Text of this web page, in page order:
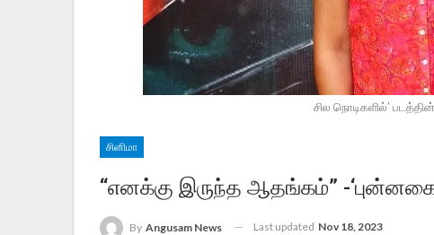
சில நொடிகளில்’
சினிமா
“எனக்கு இருந்த ஆதங்கம்” -
By Angusam News Last updated Nov 18, 2023